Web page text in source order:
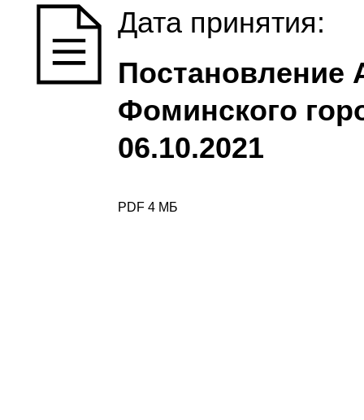
Дата принятия:
Постановление
Фоминского
06.10.2021
PDF 4 МБ